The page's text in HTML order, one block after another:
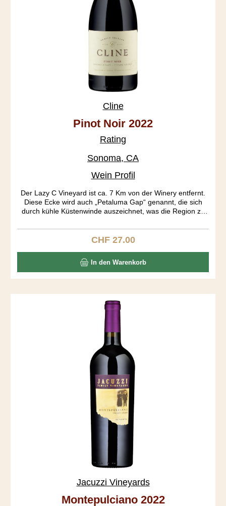
Cline
Pinot Noir 2022
Rating
Sonoma, CA
Wein Profil
Der Lazy C Vineyard ist ca. 7 Km von der Winery entfernt.
Diese Ecke wird auch „Petaluma Gap“ genannt, die sich
durch kühle Küstenwinde auszeichnet, was die Region zu
Regulärer Preis:
CHF 27.00
In den Warenkorb
Jacuzzi Vineyards
Montepulciano 2022